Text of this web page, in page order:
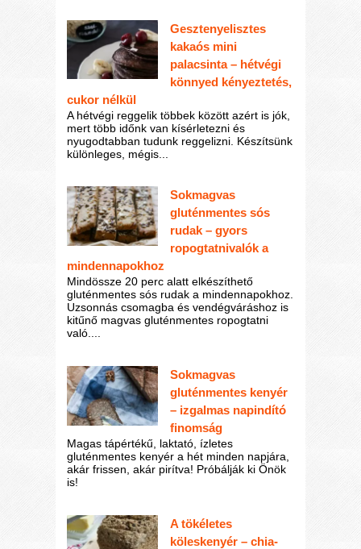
Gesztenyelisztes
kakaós mini
palacsinta – hétvégi
könnyed kényeztetés,
cukor nélkül
A hétvégi reggelik többek között azért is jók,
mert több időnk van kísérletezni és
nyugodtabban tudunk reggelizni. Készítsünk
különleges, mégis...
Sokmagvas
gluténmentes sós
rudak – gyors
ropogtatnivalók a
mindennapokhoz
Mindössze 20 perc alatt elkészíthető
gluténmentes sós rudak a mindennapokhoz.
Uzsonnás csomagba és vendégváráshoz is
kitűnő magvas gluténmentes ropogtatni
való....
Sokmagvas
gluténmentes kenyér
– izgalmas napindító
finomság
Magas tápértékű, laktató, ízletes
gluténmentes kenyér a hét minden napjára,
akár frissen, akár pirítva! Próbálják ki Önök
is!
A tökéletes
köleskenyér – chia-